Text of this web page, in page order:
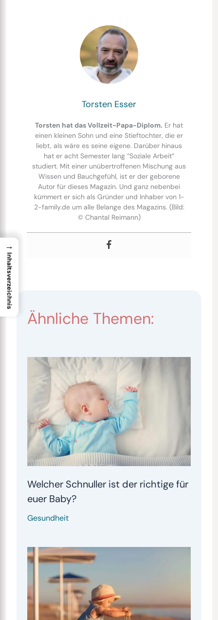
Torsten Esser
Torsten hat das Vollzeit-Papa-Diplom. Er hat
einen kleinen Sohn und eine Stieftochter, die er
liebt, als wäre es seine eigene. Darüber hinaus
hat er acht Semester lang “Soziale Arbeit”
studiert. Mit einer unübertroffenen Mischung aus
Wissen und Bauchgefühl, ist er der geborene
Autor für dieses Magazin. Und ganz nebenbei
kümmert er sich als Gründer und Inhaber von 1-
2-family.de um alle Belange des Magazins. (Bild:
© Chantal Reimann)
Ähnliche Themen:
Welcher Schnuller ist der richtige für
euer Baby?
Gesundheit
→
Inhaltsverzeichnis